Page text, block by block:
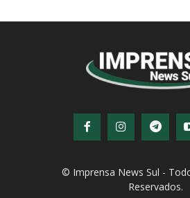
© Imprensa News Sul -
Reservados.